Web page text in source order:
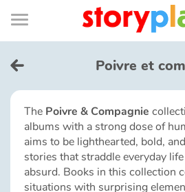
Connexion
Bibliothèque
de
page
Menu
Log in
Try for free
Library
Poivre et
The Poivre & Compagnie
albums with a strong dose of
aims to be lighthearted, bold,
stories that straddle everyday
absurd. Books in this collection
situations with surprising